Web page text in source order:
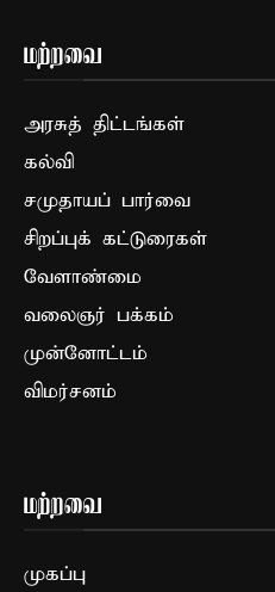
மற்றவை
அரசுத் திட்டங்கள்
கல்வி
சமுதாயப் பார்வை
சிறப்புக் கட்டுரைகள்
வேளாண்மை
வலைஞர் பக்கம்
முன்னோட்டம்
விமர்சனம்
மற்றவை
முகப்பு